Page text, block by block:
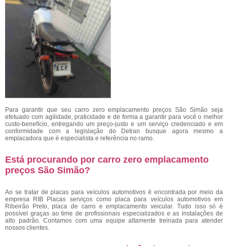
Para garantir que seu carro zero emplacamento preços São Simão seja
efetuado com agilidade, praticidade e de forma a garantir para você o melhor
custo-benefício, entregando um preço-justo e um serviço credenciado e em
conformidade com a legislação do Detran busque agora mesmo a
emplacadora que é especialista e referência no ramo.
Está procurando por carro zero emplacamento
preços São Simão?
Ao se tratar de placas para veículos automotivos é encontrada por meio da
empresa RIB Placas serviços como placa para veículos automotivos em
Ribeirão Preto, placa de carro e emplacamento veicular. Tudo isso só é
possível graças ao time de profissionais especializados e as instalações de
alto padrão. Contamos com uma equipe altamente treinada para atender
nossos clientes.